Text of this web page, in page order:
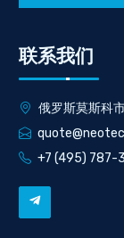
联系我们
俄罗斯莫斯科
+7 (495) 787-